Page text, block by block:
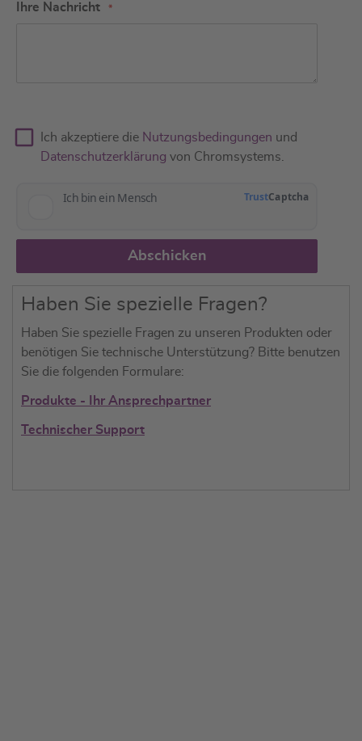
Ihre Nachricht
Ich akzeptiere die Nutzungsbedingungen und
Datenschutzerklärung von Chromsystems.
Abschicken
Haben Sie spezielle Fragen?
Haben Sie spezielle Fragen zu unseren Produkten oder
benötigen Sie technische Unterstützung? Bitte benutzen
Sie die folgenden Formulare:
Produkte - Ihr Ansprechpartner
Technischer Support